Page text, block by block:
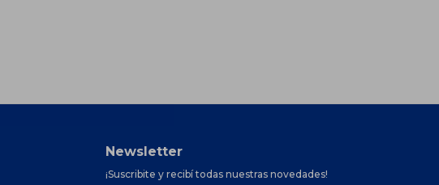
Newsletter
¡Suscribite y recibí todas nuestras novedades!